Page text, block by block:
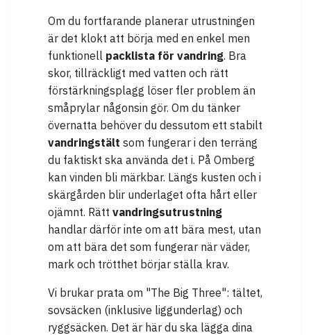
Om du fortfarande planerar utrustningen
är det klokt att börja med en enkel men
funktionell packlista för vandring. Bra
skor, tillräckligt med vatten och rätt
förstärkningsplagg löser fler problem än
småprylar någonsin gör. Om du tänker
övernatta behöver du dessutom ett stabilt
vandringstält som fungerar i den terräng
du faktiskt ska använda det i. På Omberg
kan vinden bli märkbar. Längs kusten och i
skärgården blir underlaget ofta hårt eller
ojämnt. Rätt vandringsutrustning
handlar därför inte om att bära mest, utan
om att bära det som fungerar när väder,
mark och trötthet börjar ställa krav.
Vi brukar prata om "The Big Three": tältet,
sovsäcken (inklusive liggunderlag) och
ryggsäcken. Det är här du ska lägga dina